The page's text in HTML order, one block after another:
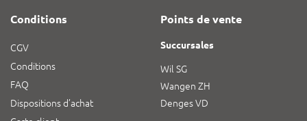
Conditions
CGV
Conditions
FAQ
Dispositions d’achat
Points de vente
Succursales
Wil SG
Wangen ZH
Denges VD